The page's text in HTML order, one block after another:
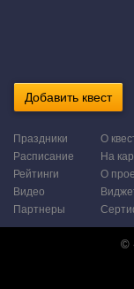
Добавить квест
Праздники
Расписание
Рейтинги
Видео
Партнеры
О
На
О
©